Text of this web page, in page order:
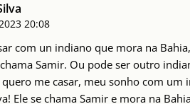
20:08
com un indiano que mora na
Samir. Ou pode ser outro
me casar, meu sonho com um
Ele se chama Samir e mora na